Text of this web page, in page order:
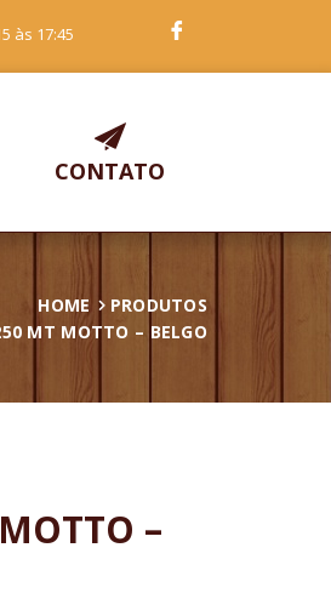
às 17:45
CONTATO
HOME
PRODUTOS
MT MOTTO – BELGO
–